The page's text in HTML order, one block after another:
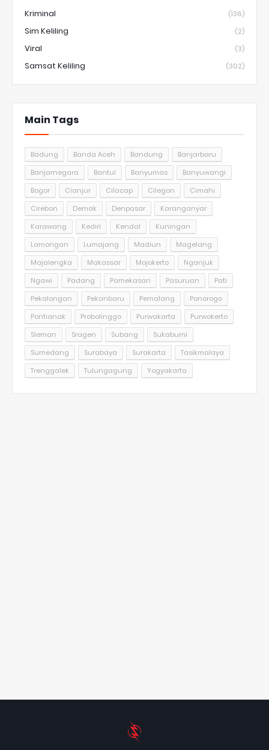
Kriminal (136)
Sim Keliling (2)
Viral (3)
Samsat Keliling (302)
Main Tags
Badung Banda Aceh Bandung
Banjarbaru
Banjarnegara
Bantul Banyumas
Banyuwangi
Bogor
Cianjur Cilacap Cilegon
Cimahi
Cirebon
Demak Denpasar
Karanganyar
Karawang
Kediri Kendal
Kuningan
Lamongan
Lumajang Madiun
Magelang
Majalengka
Makassar Mojokerto
Nganjuk
Ngawi
Padang Pamekasan Pasuruan
Pati
Pekalongan
Pekanbaru Pemalang
Ponorogo
Pontianak
Probolinggo Purwakarta
Purwokerto
Sleman
Sragen Subang
Sukabumi
Sumedang
Surabaya Surakarta
Tasikmalaya
Trenggalek
Tulungagung Yogyakarta